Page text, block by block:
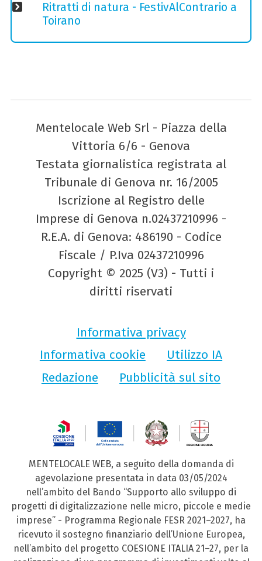
Ritratti di natura - FestivAlContrario a
Toirano
Mentelocale Web Srl - Piazza della
Vittoria 6/6 - Genova
Testata giornalistica registrata al
Tribunale di Genova nr. 16/2005
Iscrizione al Registro delle
Imprese di Genova n.02437210996 -
R.E.A. di Genova: 486190 - Codice
Fiscale / P.Iva 02437210996
Copyright © 2025 (V3) - Tutti i
diritti riservati
Informativa privacy
Informativa cookie
Utilizzo IA
Redazione
Pubblicità sul sito
MENTELOCALE WEB, a seguito della domanda di
agevolazione presentata in data 03/05/2024
nell’ambito del Bando “Supporto allo sviluppo di
progetti di digitalizzazione nelle micro, piccole e medie
imprese” - Programma Regionale FESR 2021–2027, ha
ricevuto il sostegno finanziario dell’Unione Europea,
nell’ambito del progetto COESIONE ITALIA 21–27, per la